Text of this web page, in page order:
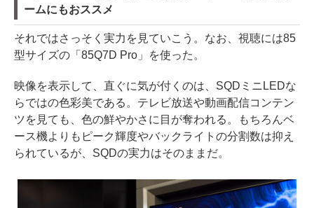
ームにもおススメ
それではさっそく実力を見ていこう。なお、視聴には85
型サイズの「85Q7D Pro」を使った。
映像を表示して、直ぐに気が付くのは、SQDミニLEDな
らではの色彩美である。テレビ放送や動画配信コンテン
ツを見ても、色の鮮やかさに目が奪われる。もちろんベ
ース機よりもピーク輝度やバックライトの分割数は抑え
られているが、SQDの実力はそのままだ。